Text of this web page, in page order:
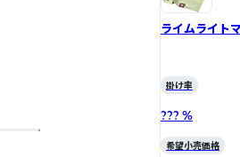
ライムライト
掛け率
??? %
希望小売価格